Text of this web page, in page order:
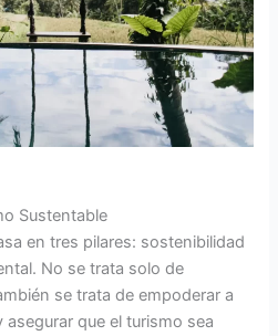
Sustentable
en tres pilares: sostenibilidad
No se trata solo de
se trata de empoderar a
que el turismo sea